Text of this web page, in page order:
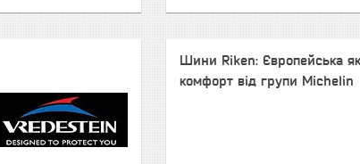
Шини Riken: Європейська
комфорт від групи Michelin